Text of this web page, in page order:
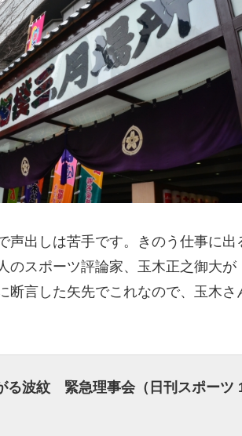
声出しは苦手です。きのう仕事に出
のスポーツ評論家、玉木正之御大が
断言した矢先でこれなので、玉木さ
る波紋 緊急理事会（日刊スポーツ